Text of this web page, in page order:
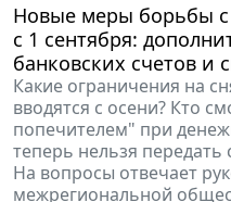
Новые меры борьбы
с 1 сентября:
банковских счетов и
Какие ограничения на
вводятся с осени? Кто
попечителем" при
теперь нельзя
На вопросы отвечает
межрегиональной